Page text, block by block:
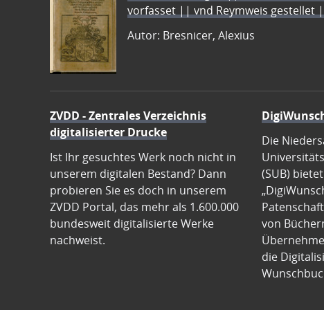
vorfasset || vnd Reymweis
Autor: Bresnicer, Alexius
ZVDD - Zentrales Verzeichnis
digitalisierter Drucke
Ist Ihr gesuchtes Werk noch nicht in
unserem digitalen Bestand? Dann
probieren Sie es doch in unserem
ZVDD Portal, das mehr als 1.600.000
bundesweit digitalisierte Werke
nachweist.
Die
(SUB)
von
die